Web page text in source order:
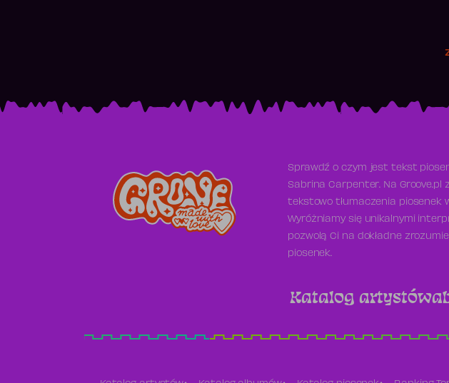
Sprawdź o czym jest tekst
Sabrina Carpenter. Na Groove.pl
tekstowo tłumaczenia piosenek
Wyróżniamy się unikalnymi
pozwolą Ci na dokładne
piosenek.
Katalog artystówa